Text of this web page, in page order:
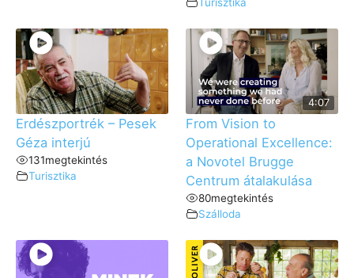
Turisztika
Erdészportrék – Pesek
Géza interjú
131megtekintés
Turisztika
4:07
From Vision to
Operational Excellence:
a Novotel Brugge
Centrum átalakulása
80megtekintés
Szálloda